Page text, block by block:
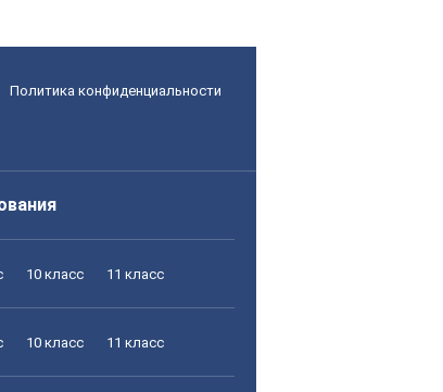
Политика конфиденциальности
10 класс 11 класс
10 класс 11 класс